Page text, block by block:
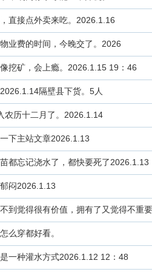
直接点外卖来吃。2026.1.16
业费的时间，今晚交了。2026
挖矿，会上瘾。2026.1.15 19：46
隔壁县下货。5人
农历十二月了。2026.1.14
下主站文章2026.1.13
都忘记浇水了，都快要死了2026.1.13
闷2026.1.13
到觉得很有价值，拥有了又觉得不重
么穿都好看。
一种灌水方式2026.1.12 12：48